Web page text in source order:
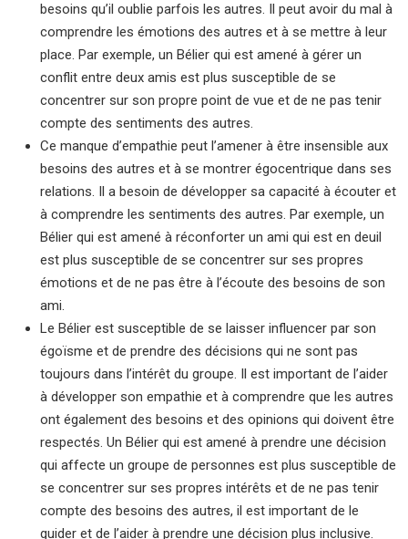
besoins qu’il oublie parfois les autres. Il peut avoir du mal à
comprendre les émotions des autres et à se mettre à leur
place. Par exemple, un Bélier qui est amené à gérer un
conflit entre deux amis est plus susceptible de se
concentrer sur son propre point de vue et de ne pas tenir
compte des sentiments des autres.
Ce manque d’empathie peut l’amener à être insensible aux
besoins des autres et à se montrer égocentrique dans ses
relations. Il a besoin de développer sa capacité à écouter et
à comprendre les sentiments des autres. Par exemple, un
Bélier qui est amené à réconforter un ami qui est en deuil
est plus susceptible de se concentrer sur ses propres
émotions et de ne pas être à l’écoute des besoins de son
ami.
Le Bélier est susceptible de se laisser influencer par son
égoïsme et de prendre des décisions qui ne sont pas
toujours dans l’intérêt du groupe. Il est important de l’aider
à développer son empathie et à comprendre que les autres
ont également des besoins et des opinions qui doivent être
respectés. Un Bélier qui est amené à prendre une décision
qui affecte un groupe de personnes est plus susceptible de
se concentrer sur ses propres intérêts et de ne pas tenir
compte des besoins des autres, il est important de le
guider et de l’aider à prendre une décision plus inclusive.